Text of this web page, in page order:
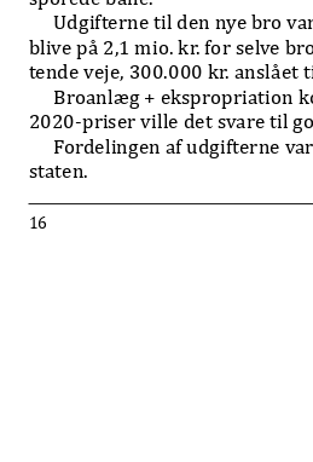
16
Udgifterne til den nye bro
blive på 2,1 mio. kr. for selve
tende veje, 300.000 kr.
Broanlæg + ekspropriation
2020-priser ville det svare til
Fordelingen af udgifterne
staten.